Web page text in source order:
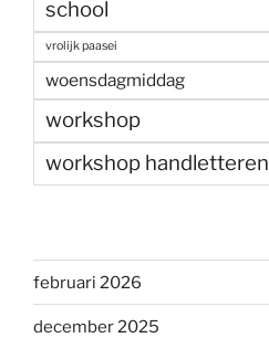
school
vrolijk paasei
woensdagmiddag
workshop
workshop handletteren
februari 2026
december 2025